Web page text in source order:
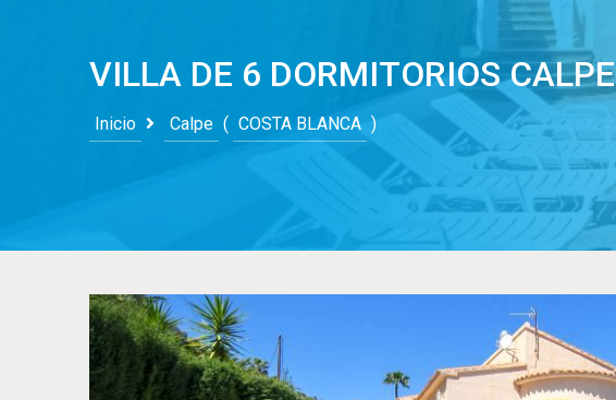
VILLA DE 6 DORMITORIOS CALPE
Inicio Calpe ( COSTA BLANCA )